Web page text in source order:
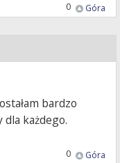
Góra
0
bardzo
każdego.
Góra
0